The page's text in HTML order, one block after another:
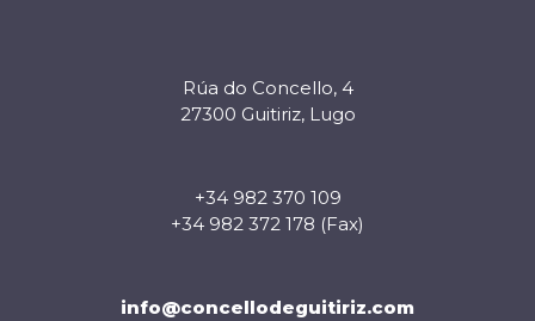
Rúa do Concello, 4
27300 Guitiriz, Lugo
+34 982 370 109
+34 982 372 178 (Fax)
info@concellodeguitiriz.com